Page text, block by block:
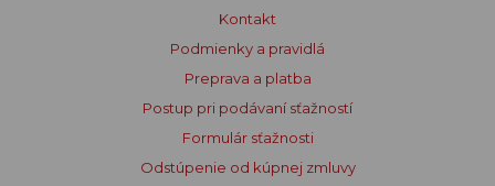
Kontakt
Podmienky a pravidlá
Preprava a platba
Postup pri podávaní sťažností
Formulár sťažnosti
Odstúpenie od kúpnej zmluvy